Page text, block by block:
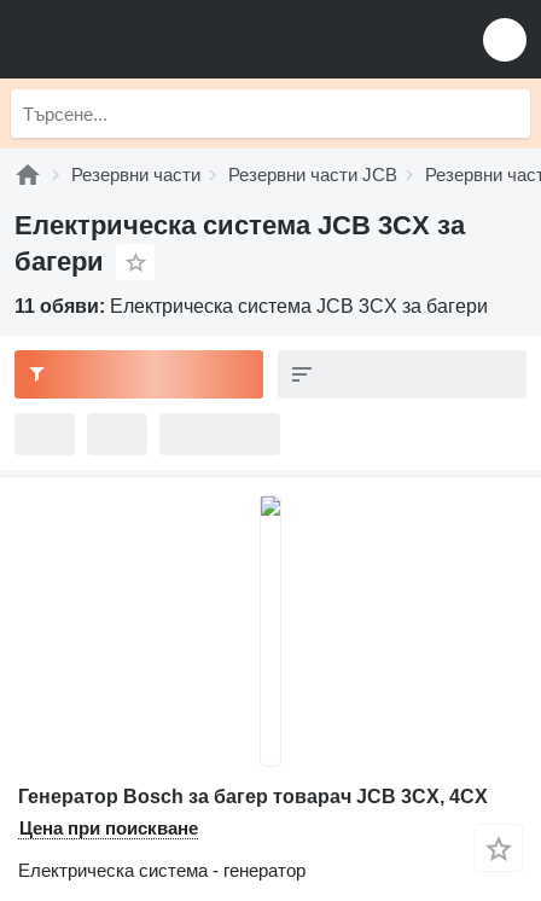
Резервни части Резервни части JCB Резервни
Електрическа система JCB 3CX за
багери
11 обяви: Електрическа система JCB 3CX за багери
Генератор Bosch за багер товарач JCB 3CX, 4CX
Цена при поискване
Електрическа система - генератор